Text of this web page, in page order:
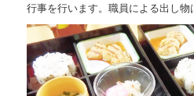
行事を行います。職員による出し物